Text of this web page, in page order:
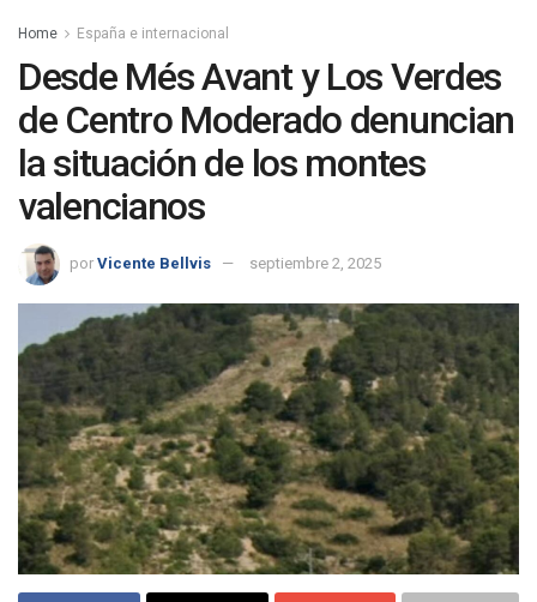
Home España e internacional
Desde Més Avant y Los Verdes
de Centro Moderado denuncian
la situación de los montes
valencianos
por Vicente Bellvis septiembre 2, 2025